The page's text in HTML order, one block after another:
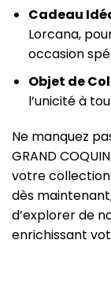
Cadeau
Lorcana,
occasion
Objet de
l’unicité à
Ne manquez
GRAND
votre collection
dès
d’explorer de
enrichissant